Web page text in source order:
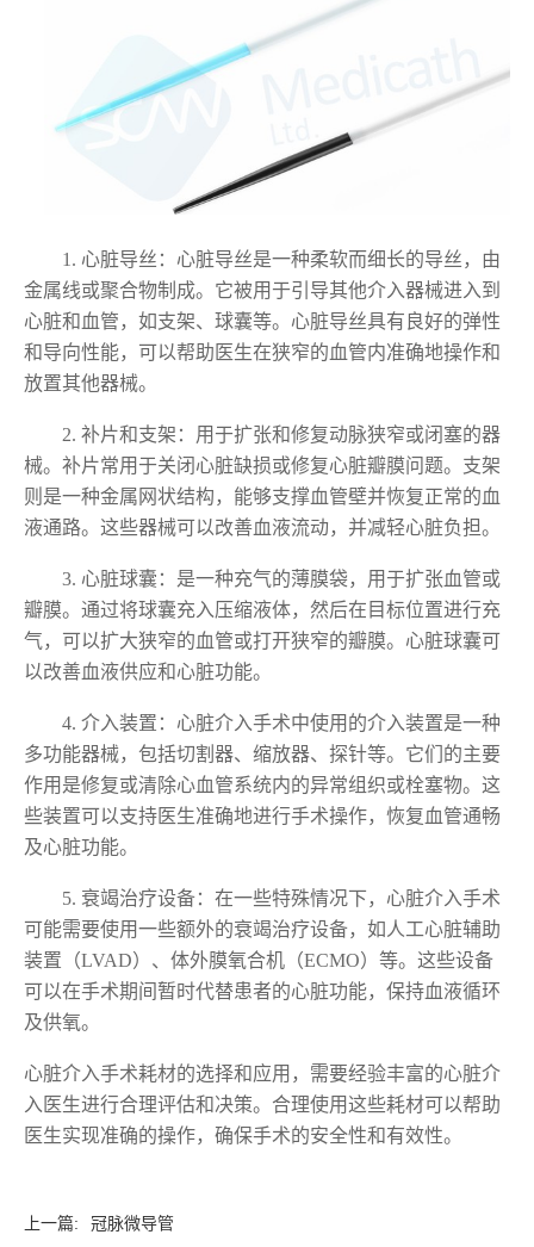
1. 心脏导丝：心脏导丝是一种柔软而细长的导丝，由
金属线或聚合物制成。它被用于引导其他介入器械进入到
心脏和血管，如支架、球囊等。心脏导丝具有良好的弹性
和导向性能，可以帮助医生在狭窄的血管内准确地操作和
放置其他器械。
2. 补片和支架：用于扩张和修复动脉狭窄或闭塞的器
械。补片常用于关闭心脏缺损或修复心脏瓣膜问题。支架
则是一种金属网状结构，能够支撑血管壁并恢复正常的血
液通路。这些器械可以改善血液流动，并减轻心脏负担。
3. 心脏球囊：是一种充气的薄膜袋，用于扩张血管或
瓣膜。通过将球囊充入压缩液体，然后在目标位置进行充
气，可以扩大狭窄的血管或打开狭窄的瓣膜。心脏球囊可
以改善血液供应和心脏功能。
4. 介入装置：心脏介入手术中使用的介入装置是一种
多功能器械，包括切割器、缩放器、探针等。它们的主要
作用是修复或清除心血管系统内的异常组织或栓塞物。这
些装置可以支持医生准确地进行手术操作，恢复血管通畅
及心脏功能。
5. 衰竭治疗设备：在一些特殊情况下，心脏介入手术
可能需要使用一些额外的衰竭治疗设备，如人工心脏辅助
装置（LVAD）、体外膜氧合机（ECMO）等。这些设备
可以在手术期间暂时代替患者的心脏功能，保持血液循环
及供氧。
心脏介入手术耗材的选择和应用，需要经验丰富的心脏介
入医生进行合理评估和决策。合理使用这些耗材可以帮助
医生实现准确的操作，确保手术的安全性和有效性。
上一篇:
冠脉微导管